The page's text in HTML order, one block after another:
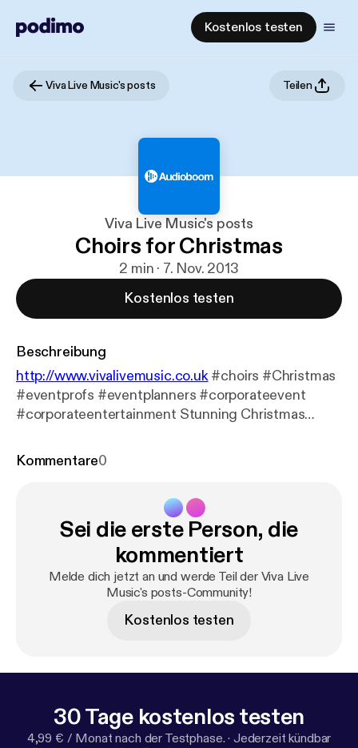
Kostenlos testen
Viva Live Music's posts Teilen
Viva Live Music's posts
Choirs for Christmas
2 min · 7. Nov. 2013
Kostenlos testen
Beschreibung
http://www.vivalivemusic.co.uk#choirs #Christmas
#eventprofs #eventplanners #corporateevent
#corporateentertainment Stunning Christmas
Kommentare0
Sei die erste Person, die
kommentiert
Melde dich jetzt an und werde Teil der Viva Live
Music's posts-Community!
Kostenlos testen
30 Tage kostenlos testen
4,99 € / Monat nach der Testphase. · Jederzeit kündbar